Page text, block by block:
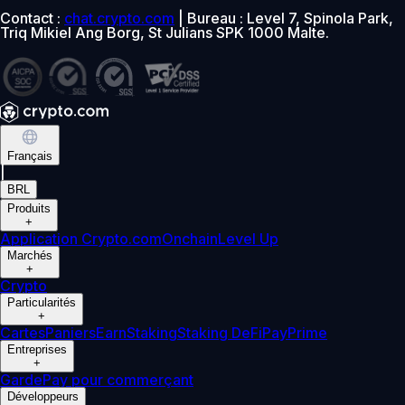
Contact : chat.crypto.com | Bureau : Level 7, Spinola Park,
Triq Mikiel Ang Borg, St Julians SPK 1000 Malte.
Français
BRL
Produits
+
Application Crypto.comOnchainLevel Up
Marchés
+
Crypto
Particularités
+
CartesPaniersEarnStakingStaking DeFiPayPrime
Entreprises
+
GardePay pour commerçant
Développeurs